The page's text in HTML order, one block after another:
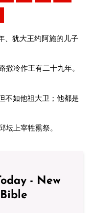
、犹大王约阿施的儿子
冷作王有二十九年。
不如他祖大卫；他都是
坛上宰牲熏祭。
- New